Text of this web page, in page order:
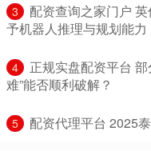
3
配资查询之家门户
予机器人推理与规划能力
4
正规实盘配资平台
难”能否顺利破解？
5 配资代理平台 2025